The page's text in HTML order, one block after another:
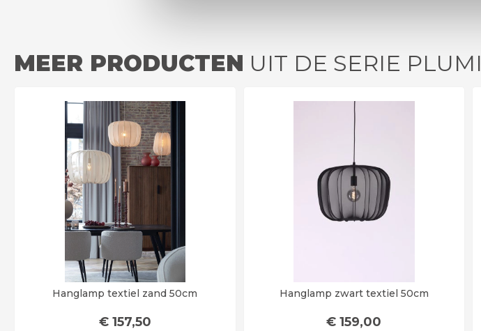
MEER PRODUCTEN UIT DE SERIE PLUMI
Hanglamp textiel zand 50cm
€157,50
Hanglamp zwart textiel 50cm
€ 159,00